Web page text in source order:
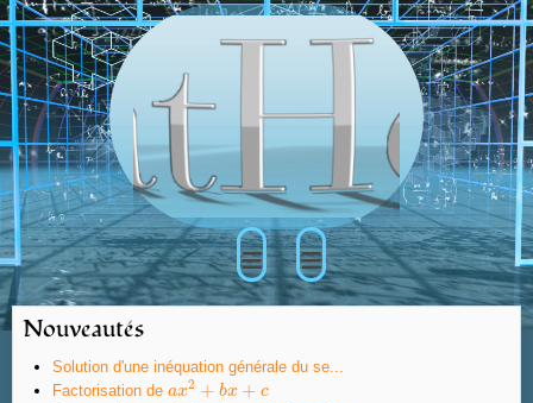
≡ ≡
Nouveautés
Solution d'une inéquation générale du se...
Factorisation de ax2 + bx + c
ax2+bx +c